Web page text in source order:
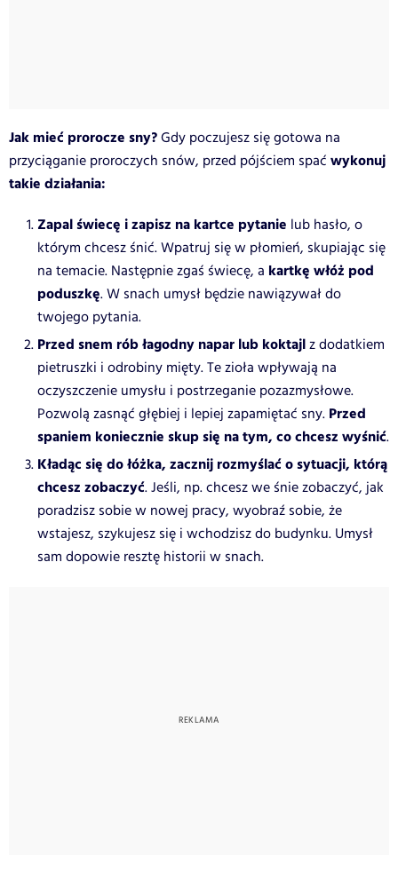
Jak mieć prorocze sny?Gdy poczujesz się gotowa na
przyciąganie proroczych snów, przed pójściem spać wykonuj
takie działania:
Zapal świecę i zapisz na kartce pytanie lub hasło, o
którym chcesz śnić. Wpatruj się w płomień, skupiając się
na temacie. Następnie zgaś świecę, a kartkę włóż pod
poduszkę. W snach umysł będzie nawiązywał do
twojego pytania.
Przed snem rób łagodny napar lub koktajlz dodatkiem
pietruszki i odrobiny mięty. Te zioła wpływają na
oczyszczenie umysłu i postrzeganie pozazmysłowe.
Pozwolą zasnąć głębiej i lepiej zapamiętać sny. Przed
spaniem koniecznie skup się na tym, co chcesz wyśnić.
Kładąc się do łóżka, zacznij rozmyślać o sytuacji, którą
chcesz zobaczyć. Jeśli, np. chcesz we śnie zobaczyć, jak
poradzisz sobie w nowej pracy, wyobraź sobie, że
wstajesz, szykujesz się i wchodzisz do budynku. Umysł
sam dopowie resztę historii w snach.